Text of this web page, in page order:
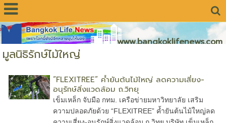
www.bangkoklifenews.com
มูลนิธิรักษ์ไม้ใหญ่
“FLEXITREE” ค้ำยันต้นไม้ใหญ่ ลดความเสี่ยง-
อนุรักษ์สิ่งแวดล้อม ถ.วิทยุ
เข็มเหล็ก จับมือ กทม. เครือข่ายมหาวิทยาลัย เสริม
ความปลอดภัยด้วย “FLEXITREE” ค้ำยันต้นไม้ใหญ่ลด